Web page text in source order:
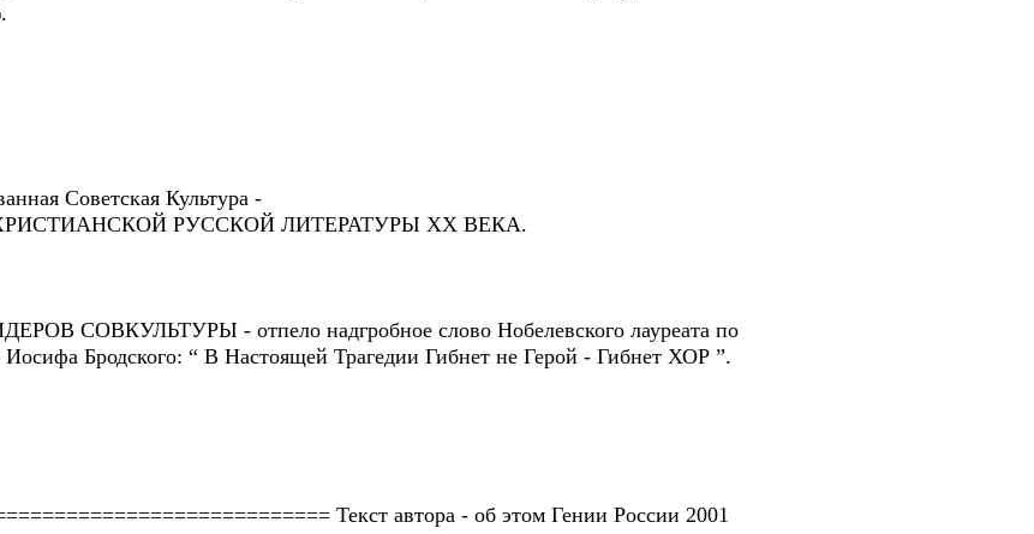
Советская Культура -
РУССКОЙ ЛИТЕРАТУРЫ ХХ ВЕКА.
СОВКУЛЬТУРЫ - отпело надгробное слово Нобелевского лауреата по
Иосифа Бродского: “ В Настоящей Трагедии Гибнет не Герой - Гибнет ХОР ”.
Текст автора - об этом Гении России 2001